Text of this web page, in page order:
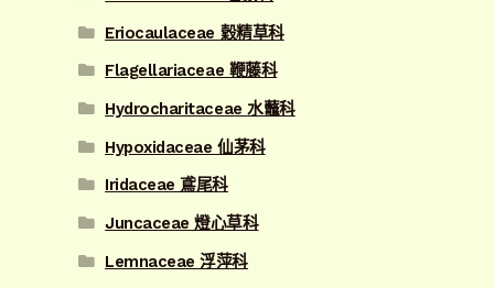
Eriocaulaceae 穀精草科
Flagellariaceae 鞭藤科
Hydrocharitaceae 水虌科
Hypoxidaceae 仙茅科
Iridaceae 鳶尾科
Juncaceae 燈心草科
Lemnaceae 浮萍科